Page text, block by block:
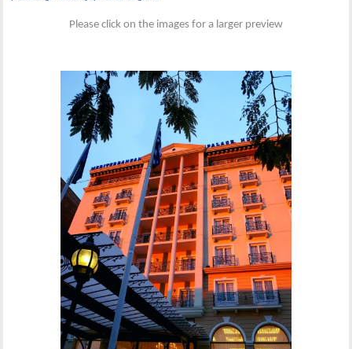
Please click on the images for a larger preview